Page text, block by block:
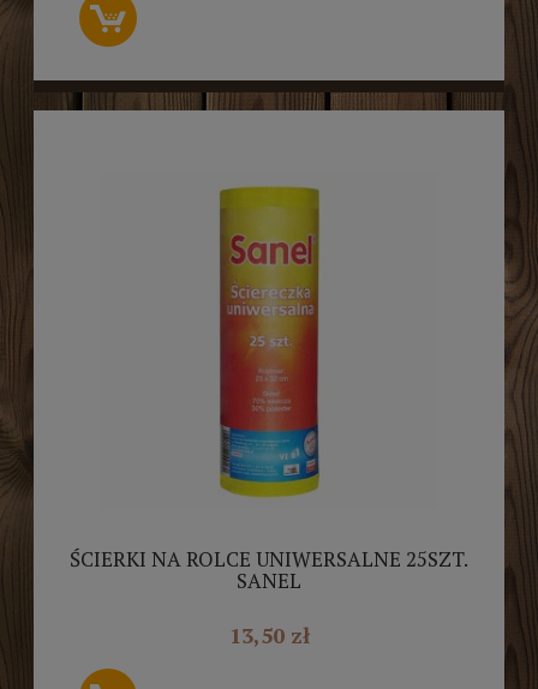
ŚCIERKI NA ROLCE UNIWERSALNE 25SZT.
SANEL
13,50 zł